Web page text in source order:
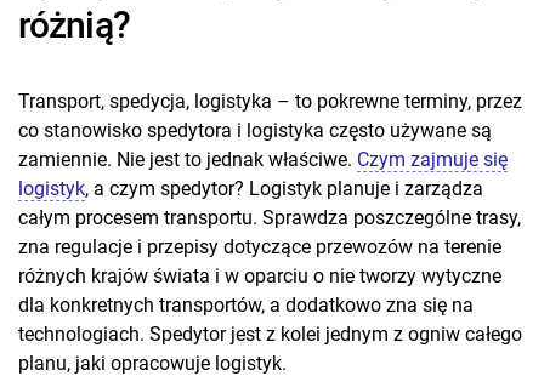
różnią?
Transport, spedycja, logistyka – to pokrewne terminy, przez
co stanowisko spedytora i logistyka często używane są
zamiennie. Nie jest to jednak właściwe. Czym zajmuje się
logistyk, a czym spedytor? Logistyk planuje i zarządza
całym procesem transportu. Sprawdza poszczególne trasy,
zna regulacje i przepisy dotyczące przewozów na terenie
różnych krajów świata i w oparciu o nie tworzy wytyczne
dla konkretnych transportów, a dodatkowo zna się na
technologiach. Spedytor jest z kolei jednym z ogniw całego
planu, jaki opracowuje logistyk.